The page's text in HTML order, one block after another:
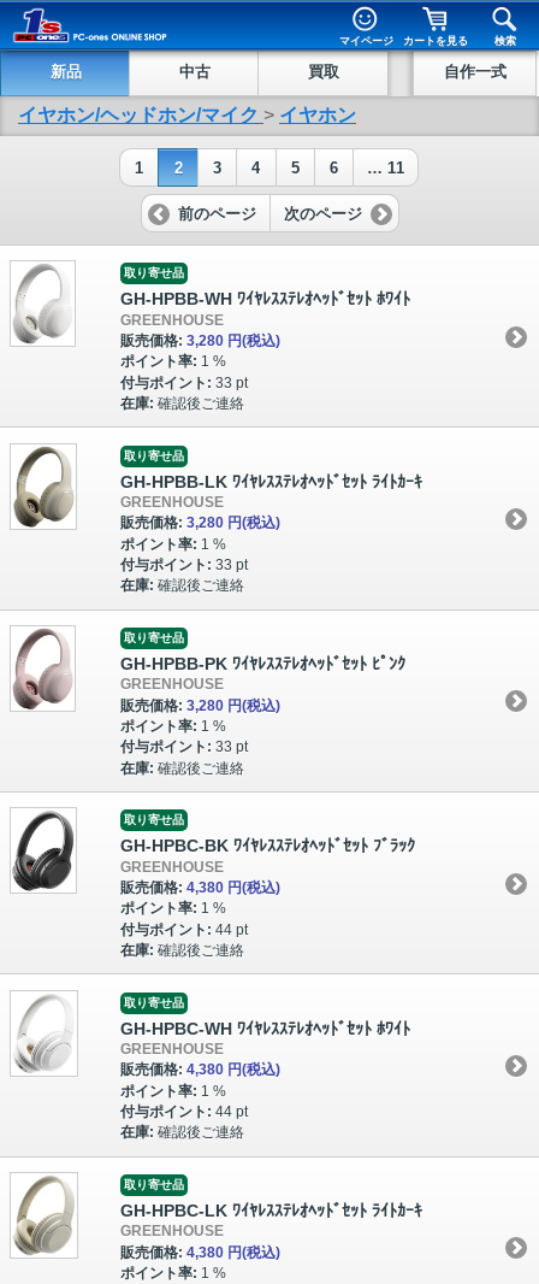
マイページ カートを見る 検索
新品 中古 買取 自作一式
イヤホン/ヘッドホン/マイク > イヤホン
1 2 3 4 5 6 … 11
前のページ 次のページ
取り寄せ品
GH-HPBB-WH ﾜｲﾔﾚｽｽﾃﾚｵﾍｯﾄﾞｾｯﾄ ﾎﾜｲﾄ
GREENHOUSE
販売価格: 3,280 円(税込)
ポイント率: 1 %
付与ポイント: 33 pt
在庫: 確認後ご連絡
取り寄せ品
GH-HPBB-LK ﾜｲﾔﾚｽｽﾃﾚｵﾍｯﾄﾞｾｯﾄ ﾗｲﾄｶｰｷ
GREENHOUSE
販売価格: 3,280 円(税込)
ポイント率: 1 %
付与ポイント: 33 pt
在庫: 確認後ご連絡
取り寄せ品
GH-HPBB-PK ﾜｲﾔﾚｽｽﾃﾚｵﾍｯﾄﾞｾｯﾄ ﾋﾟﾝｸ
GREENHOUSE
販売価格: 3,280 円(税込)
ポイント率: 1 %
付与ポイント: 33 pt
在庫: 確認後ご連絡
取り寄せ品
GH-HPBC-BK ﾜｲﾔﾚｽｽﾃﾚｵﾍｯﾄﾞｾｯﾄ ﾌﾞﾗｯｸ
GREENHOUSE
販売価格: 4,380 円(税込)
ポイント率: 1 %
付与ポイント: 44 pt
在庫: 確認後ご連絡
取り寄せ品
GH-HPBC-WH ﾜｲﾔﾚｽｽﾃﾚｵﾍｯﾄﾞｾｯﾄ ﾎﾜｲﾄ
GREENHOUSE
販売価格: 4,380 円(税込)
ポイント率: 1 %
付与ポイント: 44 pt
在庫: 確認後ご連絡
取り寄せ品
GH-HPBC-LK ﾜｲﾔﾚｽｽﾃﾚｵﾍｯﾄﾞｾｯﾄ ﾗｲﾄｶｰｷ
GREENHOUSE
販売価格: 4,380 円(税込)
ポイント率: 1 %